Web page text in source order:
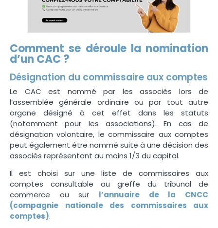
Comment se déroule la nomination
d’un CAC ?
Désignation du commissaire aux comptes
Le CAC est nommé par les associés lors de
l’assemblée générale ordinaire ou par tout autre
organe désigné à cet effet dans les statuts
(notamment pour les associations). En cas de
désignation volontaire, le commissaire aux comptes
peut également être nommé suite à une décision des
associés représentant au moins 1/3 du capital.
Il est choisi sur une liste de commissaires aux
comptes consultable au greffe du tribunal de
commerce ou sur l’annuaire de la CNCC
(compagnie nationale des commissaires aux
comptes).